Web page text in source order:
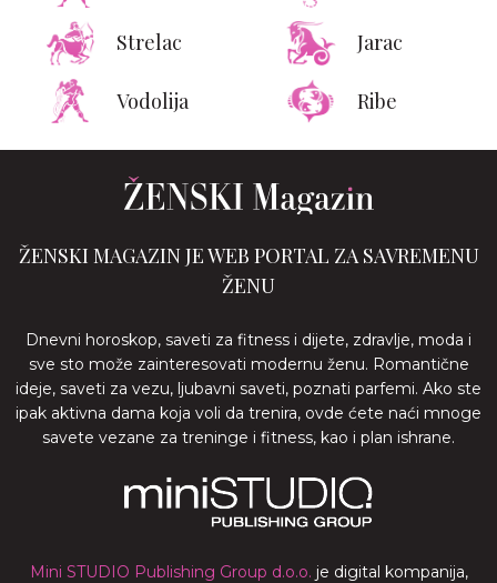
Strelac Jarac
Vodolija Ribe
ŽENSKI MAGAZIN JE WEB PORTAL ZA SAVREMENU
ŽENU
Dnevni horoskop, saveti za fitness i dijete, zdravlje, moda i
sve sto može zainteresovati modernu ženu. Romantične
ideje, saveti za vezu, ljubavni saveti, poznati parfemi. Ako ste
ipak aktivna dama koja voli da trenira, ovde ćete naći mnoge
savete vezane za treninge i fitness, kao i plan ishrane.
Mini STUDIO Publishing Group d.o.o. je digital kompanija,